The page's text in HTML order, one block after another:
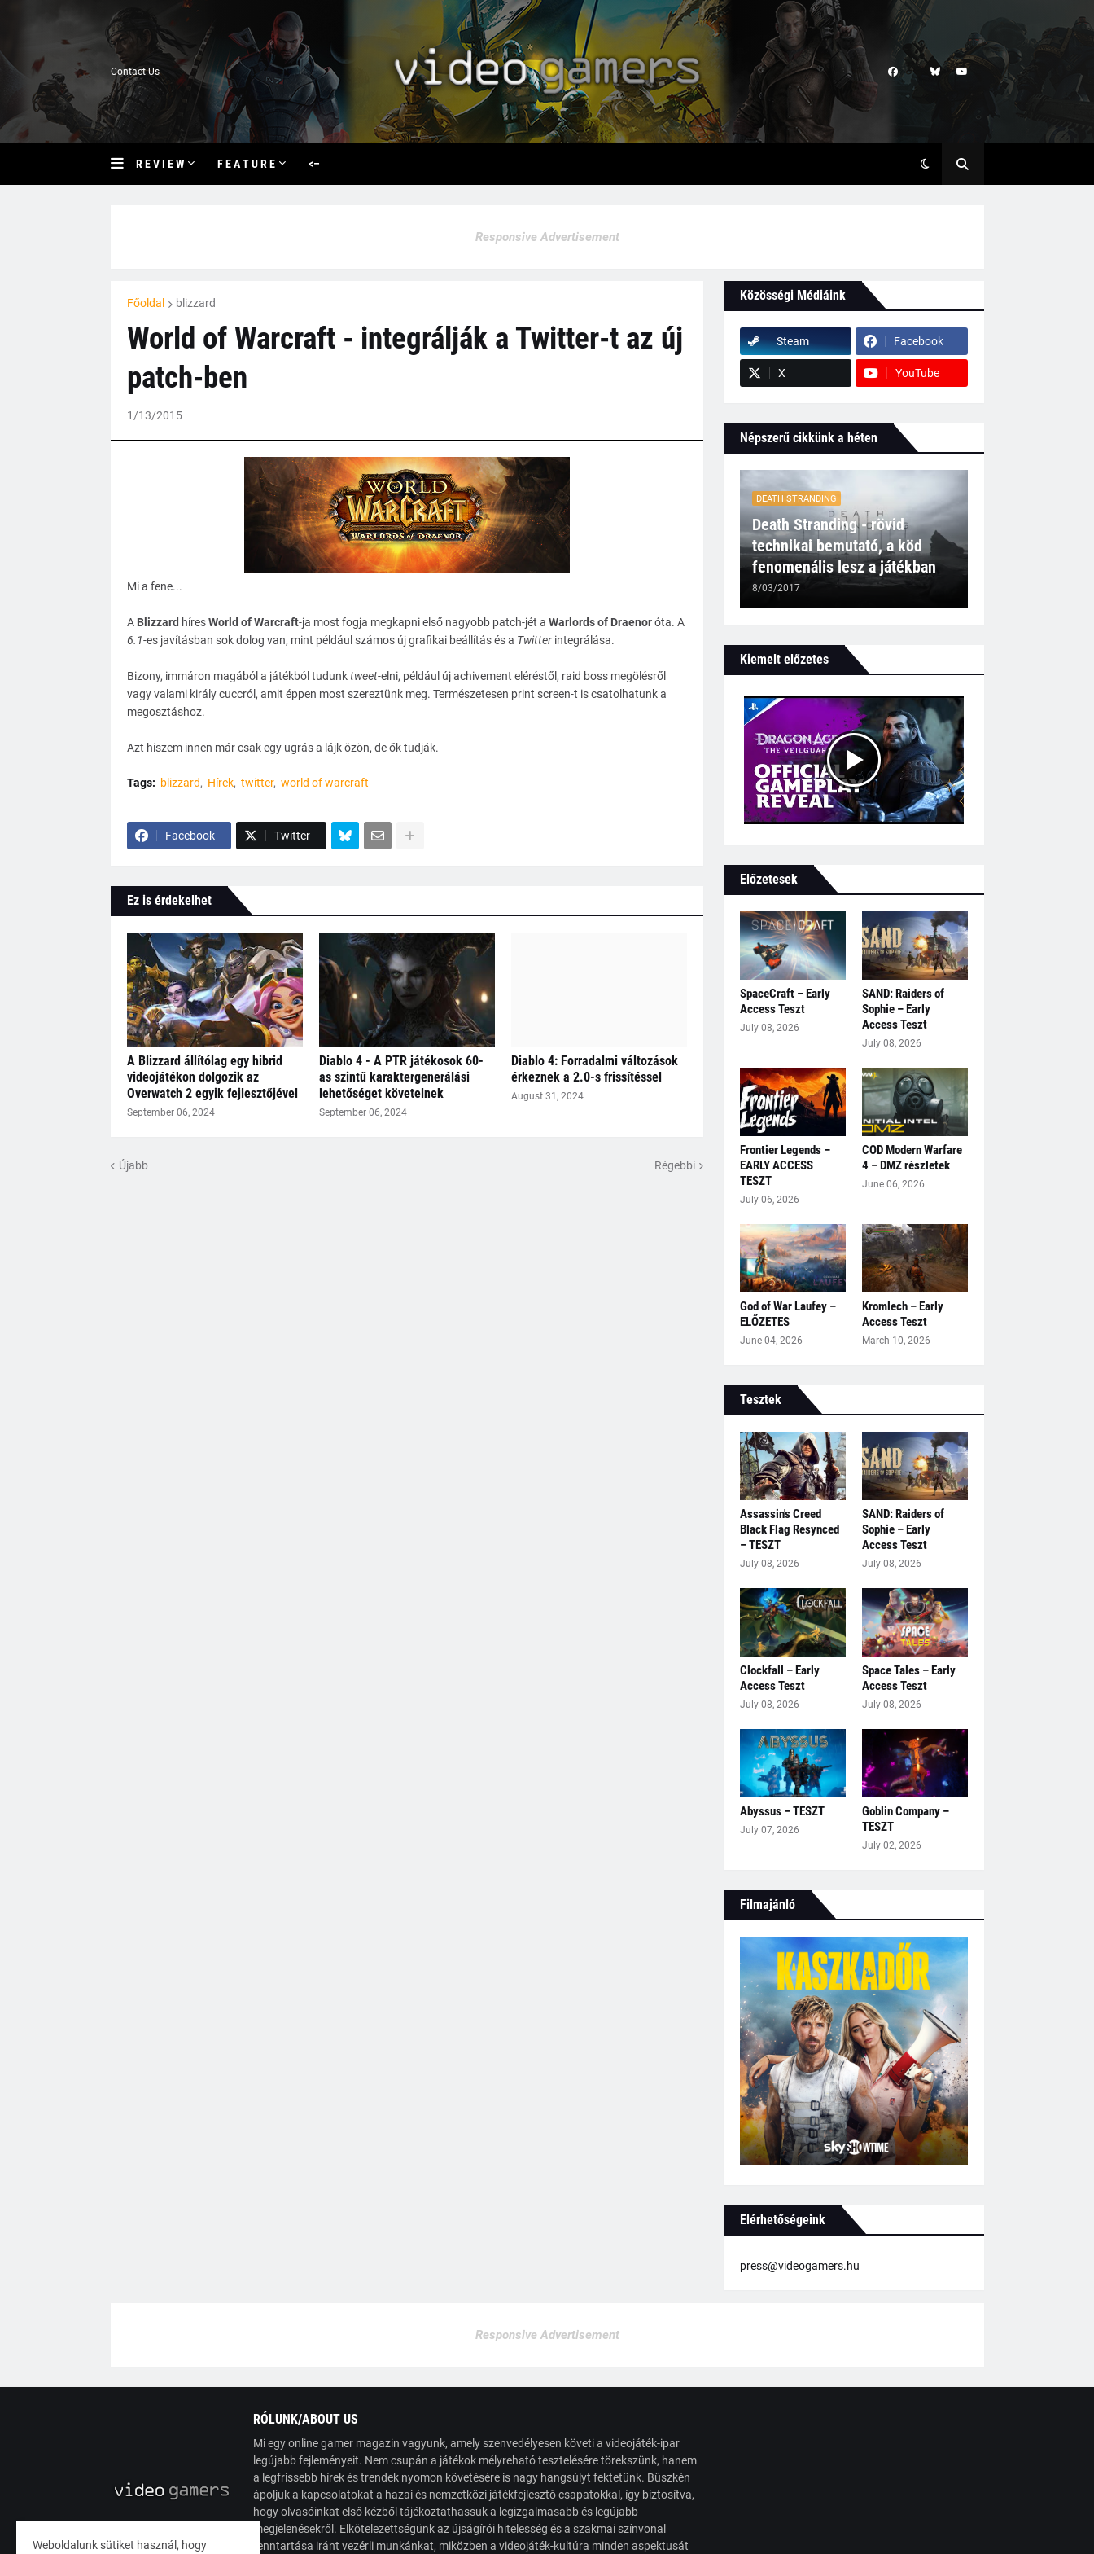
Contact Us
R E V I E W F E A T U R E <–
Responsive Advertisement
Főoldal blizzard
World of Warcraft - integrálják a Twitter-t az új
patch-ben
1/13/2015
Mi a fene...
A Blizzard híresWorld of Warcraft-ja most fogja megkapni első nagyobb patch-jét a Warlords of Draenoróta. A
6.1-es javításban sok dolog van, mint például számos új grafikai beállítás és a Twitterintegrálása.
Bizony, immáron magából a játékból tudunktweet-elni, például új achivement eléréstől, raid boss megölésről
vagy valami király cuccról, amit éppen most szereztünk meg. Természetesen print screen-t is csatolhatunk a
megosztáshoz.
Azt hiszem innen már csak egy ugrás a lájk özön, de ők tudják.
Tags: blizzard Hírek twitter world of warcraft
Facebook Twitter
Ez is érdekelhet
A Blizzard állítólag egy hibrid
videojátékon dolgozik az
Overwatch 2 egyik fejlesztőjével
September 06, 2024
Diablo 4 - A PTR játékosok 60-
as szintű karaktergenerálási
lehetőséget követelnek
September 06, 2024
Diablo 4: Forradalmi változások
érkeznek a 2.0-s frissítéssel
August 31, 2024
Újabb Régebbi
Közösségi Médiáink
Steam Facebook
X YouTube
Népszerű cikkünk a héten
DEATH STRANDING
Death Stranding - rövid
technikai bemutató, a köd
fenomenális lesz a játékban
8/03/2017
Kiemelt előzetes
Előzetesek
SpaceCraft – Early
Access Teszt
July 08, 2026
SAND: Raiders of
Sophie – Early
Access Teszt
July 08, 2026
Frontier Legends –
EARLY ACCESS
TESZT
July 06, 2026
COD Modern Warfare
4 – DMZ részletek
June 06, 2026
God of War Laufey –
ELŐZETES
June 04, 2026
Kromlech – Early
Access Teszt
March 10, 2026
Tesztek
Assassin's Creed
Black Flag Resynced
– TESZT
July 08, 2026
SAND: Raiders of
Sophie – Early
Access Teszt
July 08, 2026
Clockfall – Early
Access Teszt
July 08, 2026
Space Tales – Early
Access Teszt
July 08, 2026
Abyssus – TESZT
July 07, 2026
Goblin Company –
TESZT
July 02, 2026
Filmajánló
Elérhetőségeink
press@videogamers.hu
Responsive Advertisement
RÓLUNK/ABOUT US
Mi egy online gamer magazin vagyunk, amely szenvedélyesen követi a videojáték-ipar
legújabb fejleményeit. Nem csupán a játékok mélyreható tesztelésére törekszünk, hanem
a legfrissebb hírek és trendek nyomon követésére is nagy hangsúlyt fektetünk. Büszkén
ápoljuk a kapcsolatokat a hazai és nemzetközi játékfejlesztő csapatokkal, így biztosítva,
hogy olvasóinkat első kézből tájékoztathassuk a legizgalmasabb és legújabb
megjelenésekről. Elkötelezettségünk az újságírói hitelesség és a szakmai színvonal
fenntartása iránt vezérli munkánkat, miközben a videojáték-kultúra minden aspektusát
Weboldalunk sütiket használ, hogy